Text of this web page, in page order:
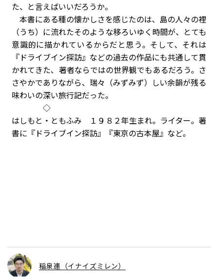
た、と言えばいいだろうか。
本書にある種の懐かしさを感じたのは、島の人々の裡
（うち）に流れたそのような移ろいゆく時間が、とても
意識的に描かれているからだと思う。そして、それは
『ドライブイン探訪』などの過去の作品にも共通して貫
かれてきた、著者ならではの世界観でもあるだろう。さ
さやかでありながら、瑞々（みずみず）しい余韻が残る
味わいの深い旅行記だった。
◇
はしもと・ともふみ １９８２年生まれ。ライター。著
書に『ドライブイン探訪』『東京の古本屋』など。
稲泉連（イナイズミレン）